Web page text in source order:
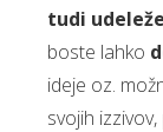
tudi
boste lahko
ideje oz.
svojih